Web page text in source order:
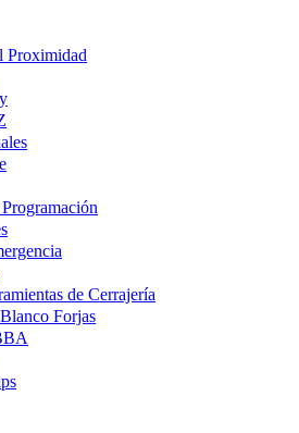
Proximidad
de Cerrajería
Forjas